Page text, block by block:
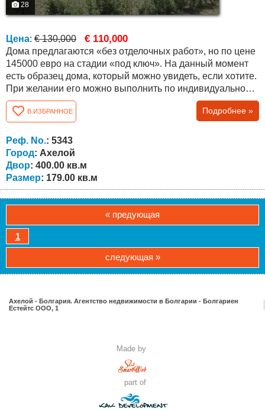
28
Цена: € 130,000 € 110,000
Дома предлагаются «без отделочных работ», но по цене
145000 евро на стадии «под ключ». На данный момент
есть образец дома, который можно увидеть, если хотите.
При желании его можно выполнить по индивидуальному
проекту. Дом двухэтажный, а планировка функциональна
и удобна. Общая площадь составляет 179,20 кв.м. и двор
400 кв.м. Первый этаж состоит из большой общей
комнаты с кухней, зоны: обеденный стол, диваны,
комната (спальня / кабинет),...
В ИЗБРАННОЕ Подробнее »
Реф. No.: 5343
Город: Ахелой
Двор: 400.00 кв.м
Размер: 179.00 кв.м
« предующая
1
следующая »
Ахелой - Болгария. Агентство недвижимости в Болгарии - Болгариен
Естейтс ООО, 1
Made by
part of